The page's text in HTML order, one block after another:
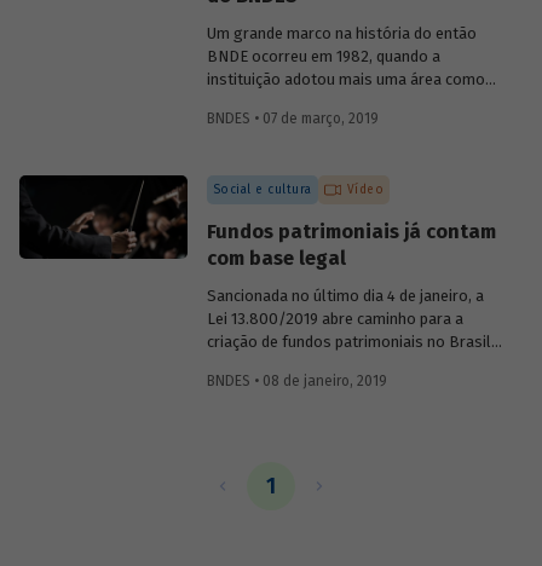
teve o S de "social" incorporado a sua
sigla nos anos 1980.
Um grande marco na história do então
BNDE ocorreu em 1982, quando a
instituição adotou mais uma área como
Banco Nacional de Desenvolvimento
resolveram os problemas sociais, ao
contrário, eles pareciam ter se agravado
no país. Era preciso conciliar
desenvolvimento econômico e
desenvolvimento social. Conheça um
pouco sobre a atuação da instituição na
promoção da inclusão social ao longo de
sua história.
BNDES • 07 de março, 2019
Social e cultura Vídeo
Fundos patrimoniais já contam
com base legal
Sancionada no último dia 4 de janeiro, a
Lei 13.800/2019 abre caminho para a
criação de fundos patrimoniais no Brasil.
trabalho de discussão do tema e
pela chefe do Departamento de Educação
BNDES • 08 de janeiro, 2019
1